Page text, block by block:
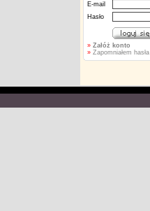
E-mail
Hasło
» Załóż konto
»Zapomniałem hasła